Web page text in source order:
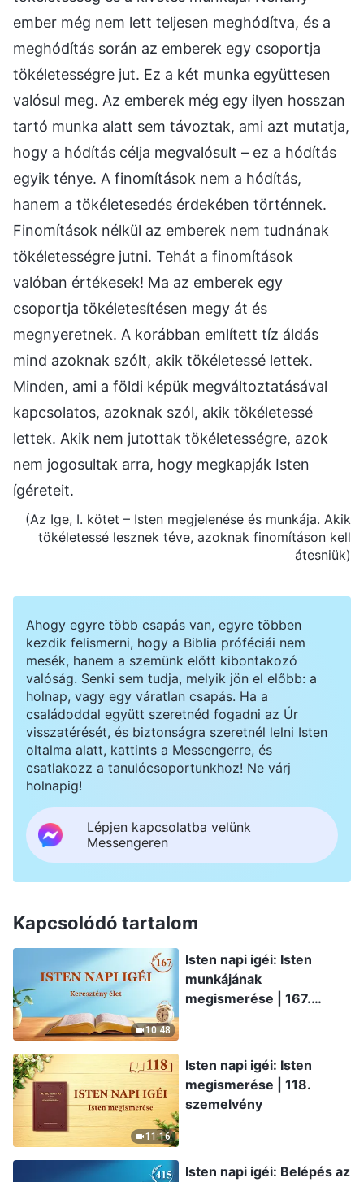
ember még nem lett teljesen meghódítva, és a
meghódítás során az emberek egy csoportja
tökéletességre jut. Ez a két munka együttesen
valósul meg. Az emberek még egy ilyen hosszan
tartó munka alatt sem távoztak, ami azt mutatja,
hogy a hódítás célja megvalósult – ez a hódítás
egyik ténye. A finomítások nem a hódítás,
hanem a tökéletesedés érdekében történnek.
Finomítások nélkül az emberek nem tudnának
tökéletességre jutni. Tehát a finomítások
valóban értékesek! Ma az emberek egy
csoportja tökéletesítésen megy át és
megnyeretnek. A korábban említett tíz áldás
mind azoknak szólt, akik tökéletessé lettek.
Minden, ami a földi képük megváltoztatásával
kapcsolatos, azoknak szól, akik tökéletessé
lettek. Akik nem jutottak tökéletességre, azok
nem jogosultak arra, hogy megkapják Isten
ígéreteit.
(Az Ige, I. kötet – Isten megjelenése és munkája. Akik
tökéletessé lesznek téve, azoknak finomításon kell
átesniük)
Ahogy egyre több csapás van, egyre többen
kezdik felismerni, hogy a Biblia próféciái nem
mesék, hanem a szemünk előtt kibontakozó
valóság. Senki sem tudja, melyik jön el előbb: a
holnap, vagy egy váratlan csapás. Ha a
családoddal együtt szeretnéd fogadni az Úr
visszatérését, és biztonságra szeretnél lelni Isten
oltalma alatt, kattints a Messengerre, és
csatlakozz a tanulócsoportunkhoz! Ne várj
holnapig!
Lépjen kapcsolatba velünk
Messengeren
Kapcsolódó tartalom
10:48
Isten napi igéi: Isten
munkájának
megismerése | 167.
11:16
Isten napi igéi: Isten
megismerése | 118.
szemelvény
Isten napi igéi: Belépés az